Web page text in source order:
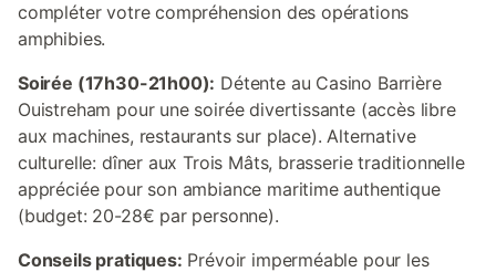
compléter votre compréhension des opérations
amphibies.
Soirée (17h30-21h00): Détente au Casino Barrière
Ouistreham pour une soirée divertissante (accès libre
aux machines, restaurants sur place). Alternative
culturelle: dîner aux Trois Mâts, brasserie traditionnelle
appréciée pour son ambiance maritime authentique
(budget: 20-28€ par personne).
Conseils pratiques: Prévoir imperméable pour les